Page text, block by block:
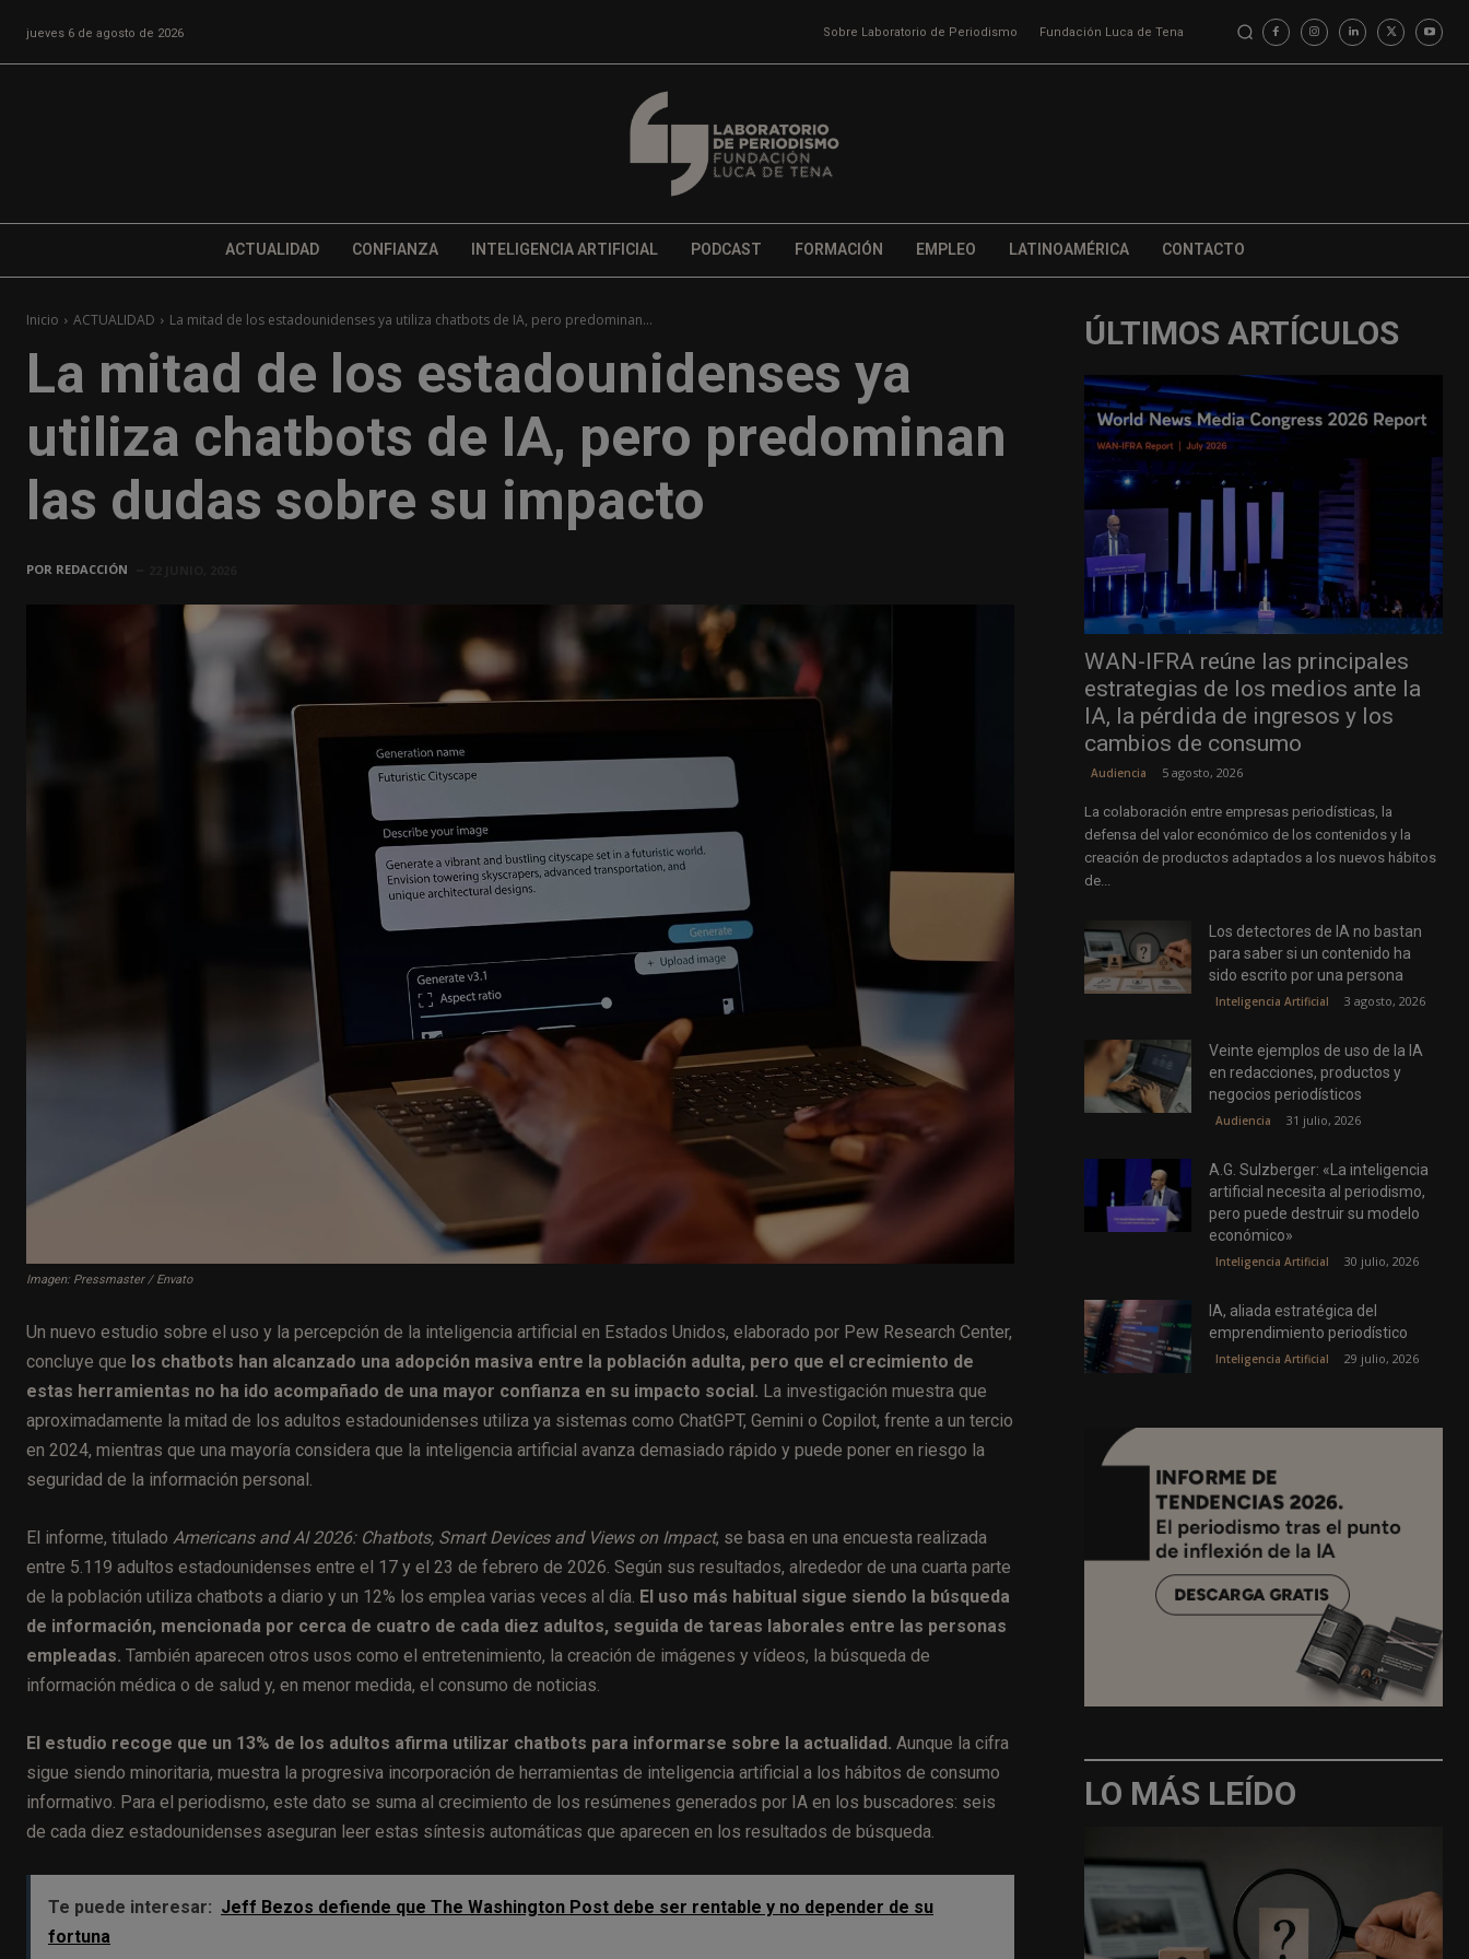
jueves 6 de agosto de 2026 Sobre Laboratorio de Periodismo Fundación Luca de Tena
ACTUALIDAD CONFIANZA INTELIGENCIA ARTIFICIAL PODCAST FORMACIÓN EMPLEO LATINOAMÉRICA CONTACTO
Inicio ACTUALIDAD La mitad de los estadounidenses ya utiliza chatbots de IA, pero predominan...
La mitad de los estadounidenses ya
utiliza chatbots de IA, pero predominan
las dudas sobre su impacto
POR REDACCIÓN
Imagen: Pressmaster / Envato
Un nuevo estudio sobre el uso y la percepción de la inteligencia artificial en Estados Unidos, elaborado por Pew Research Center,
concluye que los chatbots han alcanzado una adopción masiva entre la población adulta, pero que el crecimiento de
estas herramientas no ha ido acompañado de una mayor confianza en su impacto social. La investigación muestra que
aproximadamente la mitad de los adultos estadounidenses utiliza ya sistemas como ChatGPT, Gemini o Copilot, frente a un tercio
en 2024, mientras que una mayoría considera que la inteligencia artificial avanza demasiado rápido y puede poner en riesgo la
seguridad de la información personal.
El informe, titulado Americans and AI 2026: Chatbots, Smart Devices and Views on Impact, se basa en una encuesta realizada
entre 5.119 adultos estadounidenses entre el 17 y el 23 de febrero de 2026. Según sus resultados, alrededor de una cuarta parte
de la población utiliza chatbots a diario y un 12% los emplea varias veces al día. El uso más habitual sigue siendo la búsqueda
de información, mencionada por cerca de cuatro de cada diez adultos, seguida de tareas laborales entre las personas
empleadas. También aparecen otros usos como el entretenimiento, la creación de imágenes y vídeos, la búsqueda de
información médica o de salud y, en menor medida, el consumo de noticias.
El estudio recoge que un 13% de los adultos afirma utilizar chatbots para informarse sobre la actualidad. Aunque la cifra
sigue siendo minoritaria, muestra la progresiva incorporación de herramientas de inteligencia artificial a los hábitos de consumo
informativo. Para el periodismo, este dato se suma al crecimiento de los resúmenes generados por IA en los buscadores: seis
de cada diez estadounidenses aseguran leer estas síntesis automáticas que aparecen en los resultados de búsqueda.
Te puede interesar: Jeff Bezos defiende que The Washington Post debe ser rentable y no depender de su
fortuna
ÚLTIMOS ARTÍCULOS
WAN-IFRA reúne las principales
estrategias de los medios ante la
IA, la pérdida de ingresos y los
cambios de consumo
Audiencia 5 agosto, 2026
La colaboración entre empresas periodísticas, la
defensa del valor económico de los contenidos y la
creación de productos adaptados a los nuevos hábitos
de...
Los detectores de IA no bastan
para saber si un contenido ha
sido escrito por una persona
Inteligencia Artificial 3 agosto, 2026
Veinte ejemplos de uso de la IA
en redacciones, productos y
negocios periodísticos
Audiencia 31 julio, 2026
A.G. Sulzberger: «La inteligencia
artificial necesita al periodismo,
pero puede destruir su modelo
económico»
Inteligencia Artificial 30 julio, 2026
IA, aliada estratégica del
emprendimiento periodístico
Inteligencia Artificial 29 julio, 2026
LO MÁS LEÍDO